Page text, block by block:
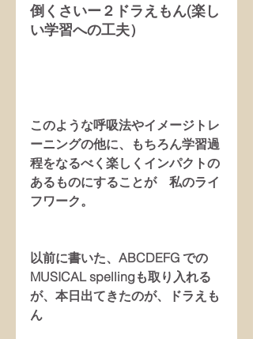
倒くさいー２ドラえもん(楽し
い学習への工夫）
このような呼吸法やイメージトレ
ーニングの他に、もちろん学習過
程をなるべく楽しくインパクトの
あるものにすることが　私のライ
フワーク。
以前に書いた、ABCDEFG での
MUSICAL spellingも取り入れる
が、本日出てきたのが、ドラえも
ん